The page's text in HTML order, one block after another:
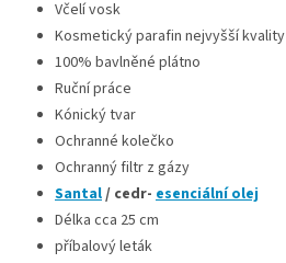
Včelí vosk
Kosmetický parafin nejvyšší kvality
100% bavlněné plátno
Ruční práce
Kónický tvar
Ochranné kolečko
Ochranný filtr z gázy
Santal/ cedr- esenciální olej
Délka cca 25 cm
příbalový leták